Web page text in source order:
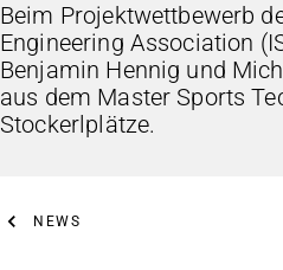
Beim Projektwettbewerb
Engineering Association
Benjamin Hennig und
aus dem Master Sports
Stockerlplätze.
NEWS